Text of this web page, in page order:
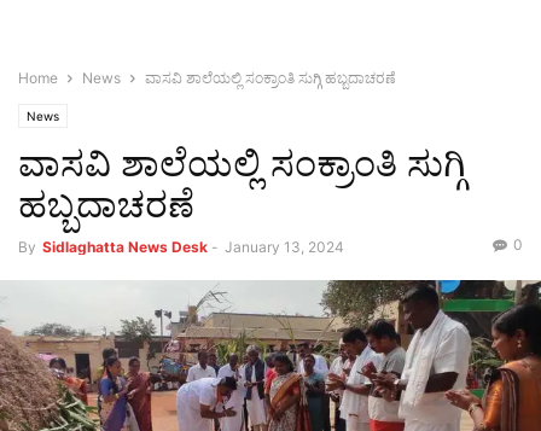
Home News ವಾಸವಿ ಶಾಲೆಯಲ್ಲಿ ಸಂಕ್ರಾಂತಿ ಸುಗ್ಗಿ ಹಬ್ಬದಾಚರಣೆ
News
ವಾಸವಿ ಶಾಲೆಯಲ್ಲಿ ಸಂಕ್ರಾಂತಿ ಸುಗ್ಗಿ
ಹಬ್ಬದಾಚರಣೆ
By Sidlaghatta News Desk - January 13, 2024 0